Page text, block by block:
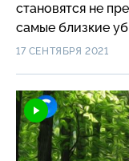
становятся не
самые близкие
17 СЕНТЯБРЯ 2021